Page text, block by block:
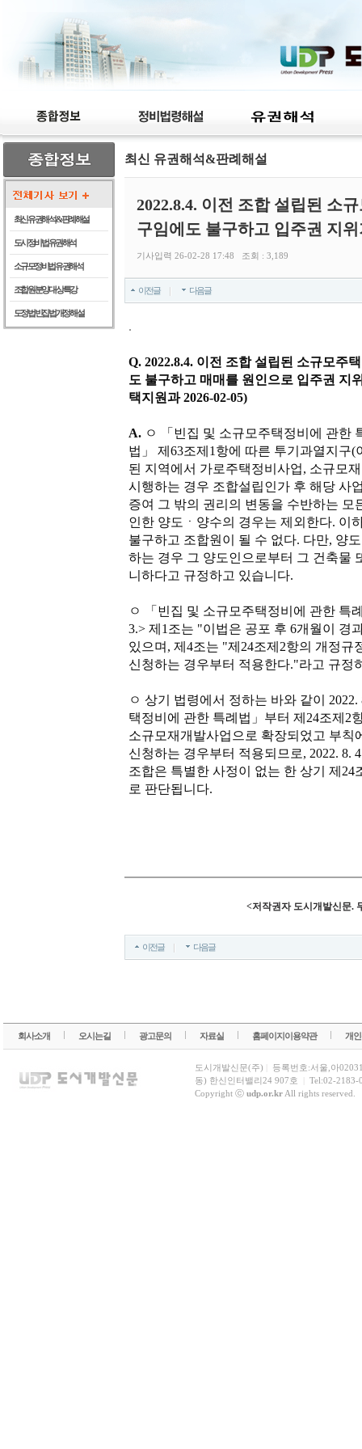
최신 유권해석 & 판례해설
도시정비법 유권해석
소규모정비법 유권해석
조합원 분양 대상 특강
도정법 빈집법 개정 해설
최신 유권해석&판례해설
2022.8.4. 이전 조합 설립된 소
구임에도 불구하고 입주권 지
기사입력 26-02-28 17:48 조회 : 3,189
이전글 다음글
.
Q. 2022.8.4. 이전 조합 설립된 소규모주
도 불구하고 매매를 원인으로 입주권 지
택지원과 2026-02-05)
A. ㅇ 「빈집 및 소규모주택정비에 관한
법」 제63조제1항에 따른 투기과열지구
된 지역에서 가로주택정비사업, 소규모
시행하는 경우 조합설립인가 후 해당 사
증여 그 밖의 권리의 변동을 수반하는
인한 양도ㆍ양수의 경우는 제외한다. 이
불구하고 조합원이 될 수 없다. 다만, 양
하는 경우 그 양도인으로부터 그 건축물
니하다고 규정하고 있습니다.
ㅇ 「빈집 및 소규모주택정비에 관한 특
3.> 제1조는 "이법은 공포 후 6개월이 경
있으며, 제4조는 "제24조제2항의 개정
신청하는 경우부터 적용한다."라고 규정
ㅇ 상기 법령에서 정하는 바와 같이
택정비에 관한 특례법」부터 제24조제2
소규모재개발사업으로 확장되었고 부칙
신청하는 경우부터 적용되므로, 2022. 8.
조합은 특별한 사정이 없는 한 상기 제
로 판단됩니다.
<저작권자 도시개발신문.
이전글 다음글
회사소개 오시는길 광고문의 자료실 홈페이지이용약관 개
도시개발신문(주)
등록번호:서울,아
동) 한신인터밸리24 907호
Tel:02-2183-
Copyright ⓒ udp.or.krAll rights reserved.